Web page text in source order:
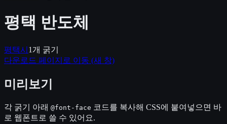
평택 반도체
평택시 1 개 굵기
다운로드 페이지로 이동 (새 창)
미리보기
각 굵기 아래 @font-face 코드를 복사해 CSS에 붙여넣으면 바
로 웹폰트로 쓸 수 있어요.